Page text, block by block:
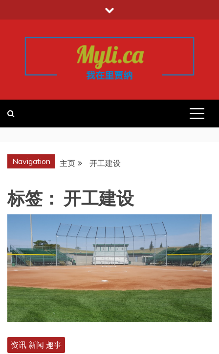
至
我的里贾纳
REGINA
Navigation 主页 开工建设
标签： 开工建设
资讯 新闻 趣事